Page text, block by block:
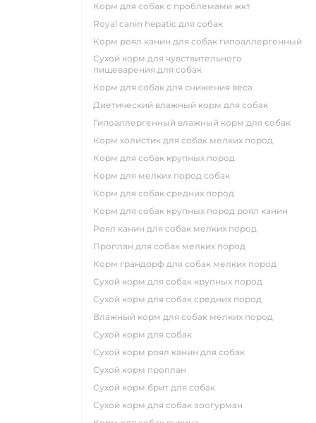
корм для собак с проблемами жкт
royal canin hepatic для собак
корм роял канин для собак гипоаллергенный
сухой корм для чувствительного
пищеварения для собак
корм для собак для снижения веса
диетический влажный корм для собак
гипоаллергенный влажный корм для собак
корм холистик для собак мелких пород
корм для собак крупных пород
корм для мелких пород собак
корм для собак средних пород
корм для собак крупных пород роял канин
роял канин для собак мелких пород
проплан для собак мелких пород
корм грандорф для собак мелких пород
сухой корм для собак крупных пород
сухой корм для собак средних пород
влажный корм для собак мелких пород
сухой корм для собак
сухой корм роял канин для собак
сухой корм проплан
сухой корм брит для собак
сухой корм для собак зоогурман